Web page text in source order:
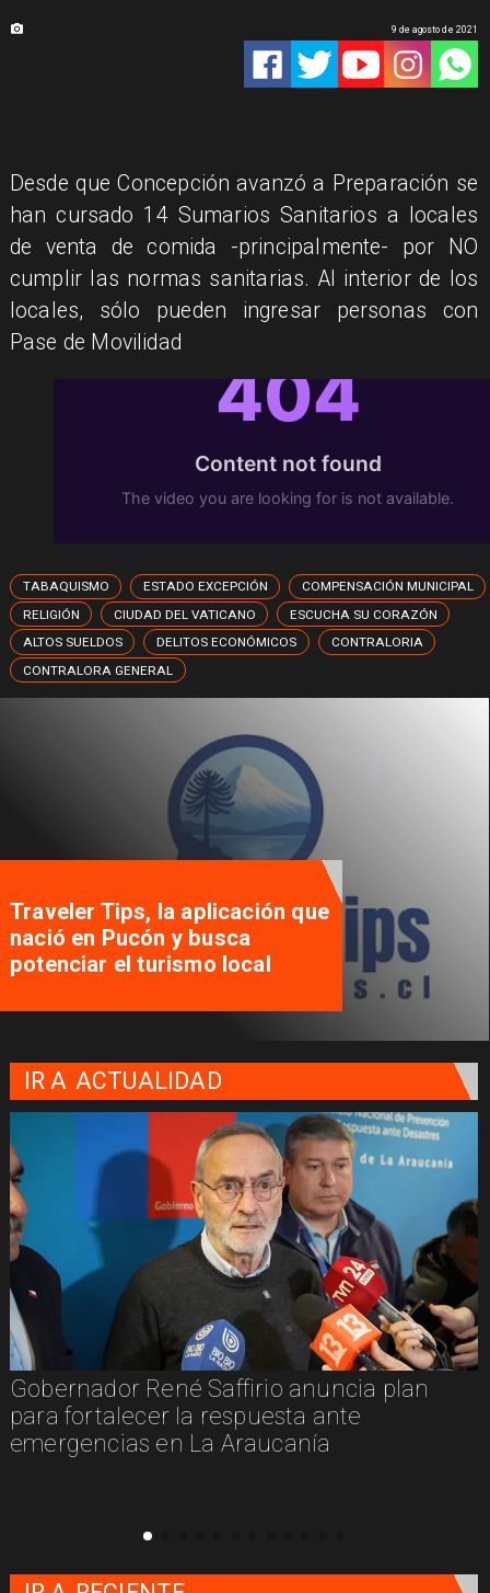
9 de agosto de 2021
Desde que Concepción avanzó a Preparación se
han cursado 14 Sumarios Sanitarios a locales
de venta de comida -principalmente- por NO
cumplir las normas sanitarias. Al interior de los
locales, sólo pueden ingresar personas con
Pase de Movilidad
TABAQUISMO ESTADO EXCEPCIÓN
COMPENSACIÓN MUNICIPAL
RELIGIÓN
CIUDAD DEL VATICANO
ESCUCHA SU CORAZÓN
ALTOS SUELDOS
DELITOS ECONÓMICOS
CONTRALORIA
CONTRALORA GENERAL
Traveler Tips, la aplicación que
nació en Pucón y busca
potenciar el turismo local
IR A ACTUALIDAD
Gobernador René Saffirio anuncia plan
para fortalecer la respuesta ante
emergencias en La Araucanía